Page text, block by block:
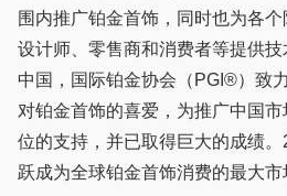
围内推广铂金首饰，同时也为各个
设计师、零售商和消费者等提供
中国，国际铂金协会（PGI®）致
对铂金首饰的喜爱，为推广中国
位的支持，并已取得巨大的成绩
跃成为全球铂金首饰消费的最大市